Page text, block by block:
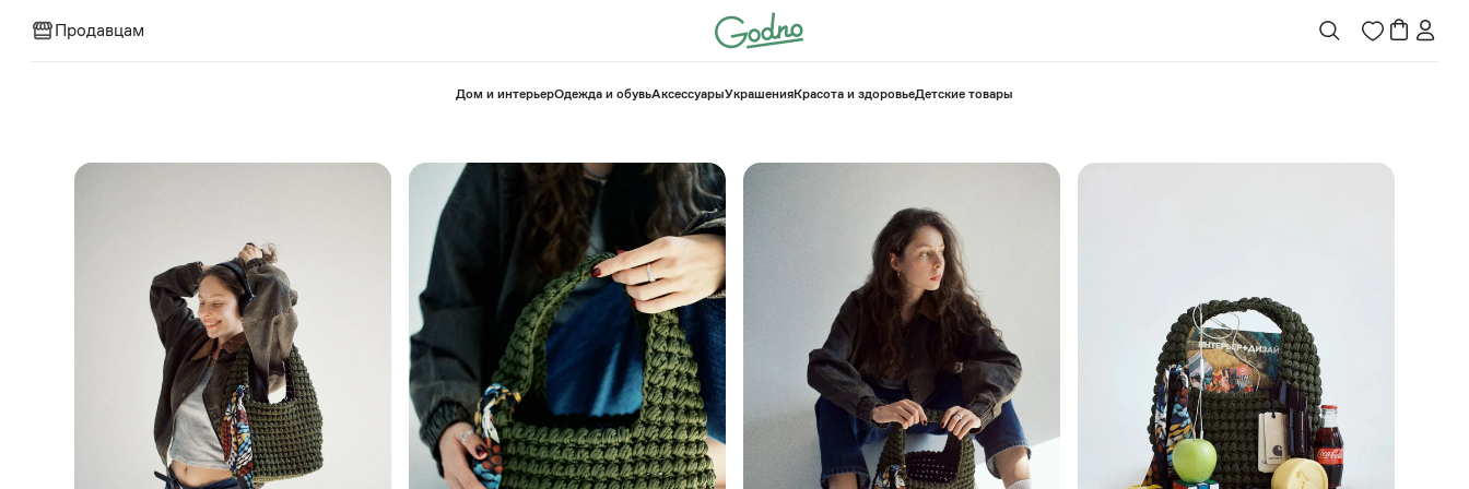
Продавцам
⁠Дом и интерьерОдежда и обувьАксессуарыУкрашенияКрасота и здоровье⁠Детские товары